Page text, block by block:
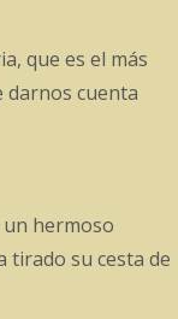
que es el más
darnos cuenta
un hermoso
tirado su cesta de